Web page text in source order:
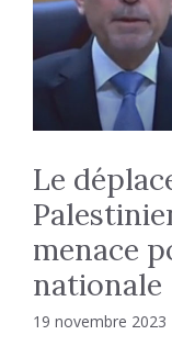
Le
menace
nationale
19 novembre 2023